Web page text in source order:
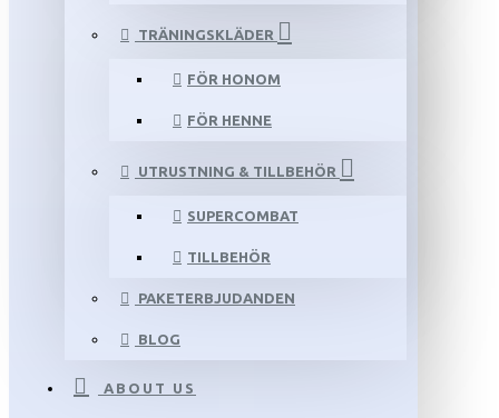
TRÄNINGSKLÄDER
FÖR HONOM
FÖR HENNE
UTRUSTNING & TILLBEHÖR
SUPERCOMBAT
TILLBEHÖR
PAKETERBJUDANDEN
BLOG
ABOUT US